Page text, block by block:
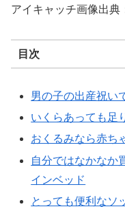
アイキャッチ画像出典
目次
男の子の出産祝い
いくらあっても足
おくるみなら赤ち
自分ではなかなか
インベッド
とっても便利なソ